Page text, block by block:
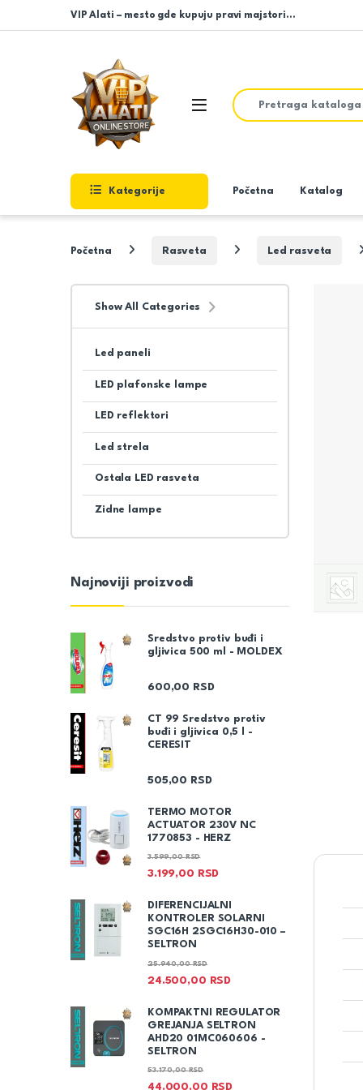
Skip to navigation
Skip to content
VIP Alati – mesto gde kupuju pravi majstori…
Open
Search for:
Kategorije Početna Katalog
Početna Rasveta Led rasveta
Show All Categories
Led paneli
LED plafonske lampe
LED reflektori
Led strela
Ostala LED rasveta
Zidne lampe
Najnoviji proizvodi
Sredstvo protiv buđi i
gljivica 500 ml - MOLDEX
600,00 RSD
CT 99 Sredstvo protiv
buđi i gljivica 0,5 l -
CERESIT
505,00 RSD
TERMO MOTOR
ACTUATOR 230V NC
1770853 - HERZ
3.199,00 RSD
3.599,00RSD
DIFERENCIJALNI
KONTROLER SOLARNI
SGC16H 2SGC16H30-010 –
SELTRON
24.500,00 RSD
25.940,00RSD
KOMPAKTNI REGULATOR
GREJANJA SELTRON
AHD20 01MC060606 -
SELTRON
44.000,00 RSD
53.170,00RSD